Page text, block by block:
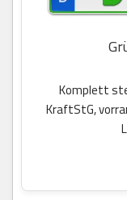
Komplett
KraftStG,